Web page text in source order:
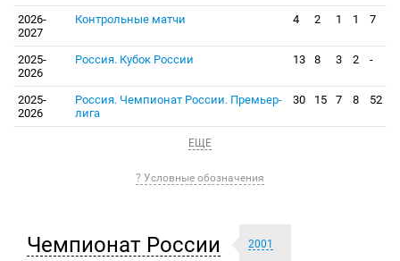
2026-
2027
Контрольные матчи 4 2 1 1 7
2025-
2026
Россия. Кубок России 13 8 3 2 -
2025-
2026
Россия. Чемпионат России. Премьер-
лига
30 15 7 8 52
ЕЩЕ
? Условные обозначения
Чемпионат России 2001